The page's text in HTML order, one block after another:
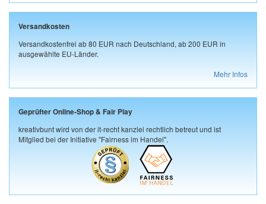
Versandkosten
Versandkostenfrei ab 80 EUR nach Deutschland, ab 200 EUR in
ausgewählte EU-Länder.
Mehr Infos
Geprüfter Online-Shop & Fair Play
kreativbunt wird von der it-recht kanzlei rechtlich betreut und ist
Mitglied bei der Initiative "Fairness im Handel".